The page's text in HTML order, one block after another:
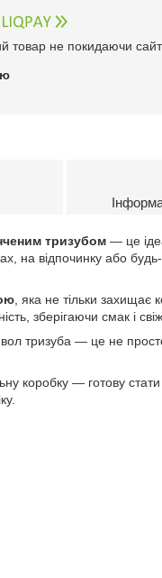
товар не покидаючи
тризубом — це
на відпочинку або
, яка не тільки
зберігаючи смак і
тризуба — це не
коробку — готову